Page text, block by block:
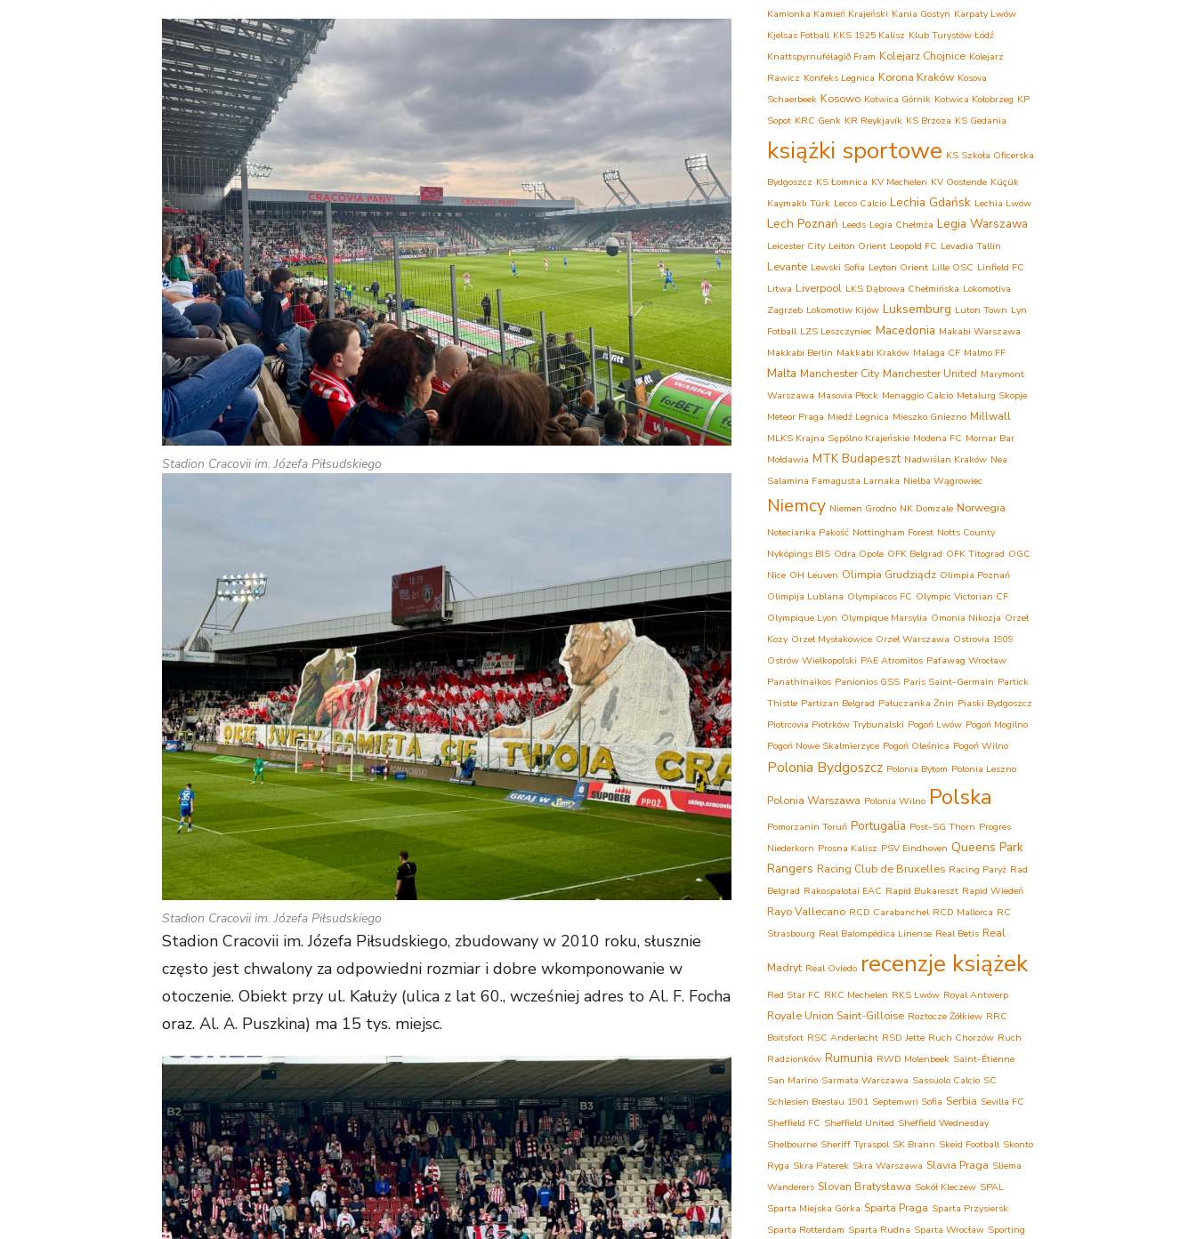
Stadion Cracovii im. Józefa Piłsudskiego
Stadion Cracovii im. Józefa Piłsudskiego
Stadion Cracovii im. Józefa Piłsudskiego, zbudowany w 2010 roku, słusznie
często jest chwalony za odpowiedni rozmiar i dobre wkomponowanie w
otoczenie. Obiekt przy ul. Kałuży (ulica z lat 60., wcześniej adres to Al. F. Focha
oraz. Al. A. Puszkina) ma 15 tys. miejsc.
Kamionka Kamień Krajeński Kania Gostyn Karpaty Lwów
Kjelsas Fotball KKS 1925 Kalisz Klub Turystów Łódź
Knattspyrnufélagið Fram Kolejarz Chojnice Kolejarz
Rawicz Konfeks Legnica Korona Kraków Kosova
Schaerbeek Kosowo Kotwica Górnik Kotwica Kołobrzeg KP
Sopot KRC Genk KR Reykjavík KS Brzoza KS Gedania
książki sportowe KS Szkoła Oficerska
Bydgoszcz KS Łomnica KV Mechelen KV Oostende Küçük
Kaymaklı Türk Lecco Calcio Lechia Gdańsk Lechia Lwów
Lech Poznań Leeds Legia Chełmża Legia Warszawa
Leicester City Leiton Orient Leopold FC Levadia Tallin
Levante Lewski Sofia Leyton Orient Lille OSC Linfield FC
Litwa Liverpool LKS Dąbrowa Chełmińska Lokomotiva
Zagrzeb Lokomotiw Kijów Luksemburg Luton Town Lyn
Fotball LZS Leszczyniec Macedonia Makabi Warszawa
Makkabi Berlin Makkabi Kraków Malaga CF Malmo FF
Malta Manchester City Manchester United Marymont
Warszawa Masovia Płock Menaggio Calcio Metalurg Skopje
Meteor Praga Miedź Legnica Mieszko Gniezno Millwall
MLKS Krajna Sępólno Krajeńskie Modena FC Mornar Bar
Mołdawia MTK Budapeszt Nadwiślan Kraków Nea
Salamina Famagusta Larnaka Nielba Wągrowiec
Niemcy Niemen Grodno NK Domzale Norwegia
Notecianka Pakość Nottingham Forest Notts County
Nyköpings BIS Odra Opole OFK Belgrad OFK Titograd OGC
Nice OH Leuven Olimpia Grudziądz Olimpia Poznań
Olimpija Lublana Olympiacos FC Olympic Victorian CF
Olympique Lyon Olympique Marsylia Omonia Nikozja Orzeł
Kozy Orzeł Mysłakowice Orzeł Warszawa Ostrovia 1909
Ostrów Wielkopolski PAE Atromitos Pafawag Wrocław
Panathinaikos Panionios GSS Paris Saint-Germain Partick
Thistle Partizan Belgrad Pałuczanka Żnin Piaski Bydgoszcz
Piotrcovia Piotrków Trybunalski Pogoń Lwów Pogoń Mogilno
Pogoń Nowe Skalmierzyce Pogoń Oleśnica Pogoń Wilno
Polonia Bydgoszcz Polonia Bytom Polonia Leszno
Polonia Warszawa Polonia Wilno Polska
Pomorzanin Toruń Portugalia Post-SG Thorn Progres
Niederkorn Prosna Kalisz PSV Eindhoven Queens Park
Rangers Racing Club de Bruxelles Racing Paryż Rad
Belgrad Rakospalotai EAC Rapid Bukareszt Rapid Wiedeń
Rayo Vallecano RCD Carabanchel RCD Mallorca RC
Strasbourg Real Balompédica Linense Real Betis Real
Madryt Real Oviedo recenzje książek
Red Star FC RKC Mechelen RKS Lwów Royal Antwerp
Royale Union Saint-Gilloise Roztocze Żółkiew RRC
Boitsfort RSC Anderlecht RSD Jette Ruch Chorzów Ruch
Radzionków Rumunia RWD Molenbeek Saint-Étienne
San Marino Sarmata Warszawa Sassuolo Calcio SC
Schlesien Breslau 1901 Septemwri Sofia Serbia Sevilla FC
Sheffield FC Sheffield United Sheffield Wednesday
Shelbourne Sheriff Tyraspol SK Brann Skeid Football Skonto
Ryga Skra Paterek Skra Warszawa Slavia Praga Sliema
Wanderers Slovan Bratysława Sokół Kleczew SPAL
Sparta Miejska Górka Sparta Praga Sparta Przysiersk
Sparta Rotterdam Sparta Rudna Sparta Wrocław Sporting